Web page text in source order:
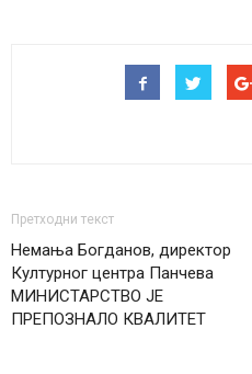
Претходни текст
Немања Богданов, директор
Културног центра Панчева
МИНИСТАРСТВО ЈЕ
ПРЕПОЗНАЛО КВАЛИТЕТ